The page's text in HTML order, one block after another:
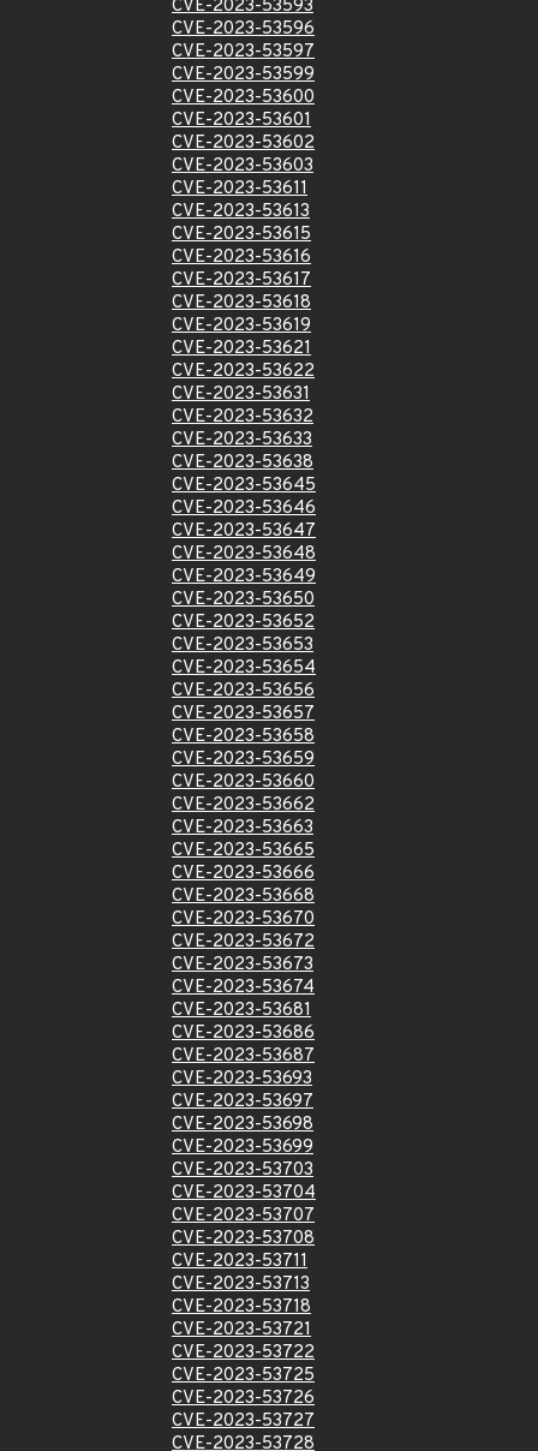
CVE-2023-53593
CVE-2023-53596
CVE-2023-53597
CVE-2023-53599
CVE-2023-53600
CVE-2023-53601
CVE-2023-53602
CVE-2023-53603
CVE-2023-53611
CVE-2023-53613
CVE-2023-53615
CVE-2023-53616
CVE-2023-53617
CVE-2023-53618
CVE-2023-53619
CVE-2023-53621
CVE-2023-53622
CVE-2023-53631
CVE-2023-53632
CVE-2023-53633
CVE-2023-53638
CVE-2023-53645
CVE-2023-53646
CVE-2023-53647
CVE-2023-53648
CVE-2023-53649
CVE-2023-53650
CVE-2023-53652
CVE-2023-53653
CVE-2023-53654
CVE-2023-53656
CVE-2023-53657
CVE-2023-53658
CVE-2023-53659
CVE-2023-53660
CVE-2023-53662
CVE-2023-53663
CVE-2023-53665
CVE-2023-53666
CVE-2023-53668
CVE-2023-53670
CVE-2023-53672
CVE-2023-53673
CVE-2023-53674
CVE-2023-53681
CVE-2023-53686
CVE-2023-53687
CVE-2023-53693
CVE-2023-53697
CVE-2023-53698
CVE-2023-53699
CVE-2023-53703
CVE-2023-53704
CVE-2023-53707
CVE-2023-53708
CVE-2023-53711
CVE-2023-53713
CVE-2023-53718
CVE-2023-53721
CVE-2023-53722
CVE-2023-53725
CVE-2023-53726
CVE-2023-53727
CVE-2023-53728